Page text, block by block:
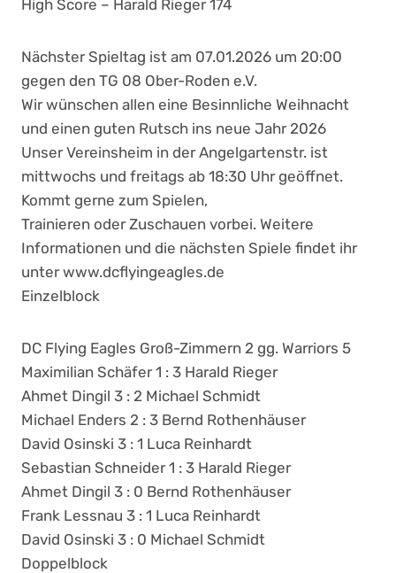
High Score – Harald Rieger 174
Nächster Spieltag ist am 07.01.2026 um 20:00
gegen den TG 08 Ober-Roden e.V.
Wir wünschen allen eine Besinnliche Weihnacht
und einen guten Rutsch ins neue Jahr 2026
Unser Vereinsheim in der Angelgartenstr. ist
mittwochs und freitags ab 18:30 Uhr geöffnet.
Kommt gerne zum Spielen,
Trainieren oder Zuschauen vorbei. Weitere
Informationen und die nächsten Spiele findet ihr
unter www.dcflyingeagles.de
Einzelblock
DC Flying Eagles Groß-Zimmern 2 gg. Warriors 5
Maximilian Schäfer 1 : 3 Harald Rieger
Ahmet Dingil 3 : 2 Michael Schmidt
Michael Enders 2 : 3 Bernd Rothenhäuser
David Osinski 3 : 1 Luca Reinhardt
Sebastian Schneider 1 : 3 Harald Rieger
Ahmet Dingil 3 : 0 Bernd Rothenhäuser
Frank Lessnau 3 : 1 Luca Reinhardt
David Osinski 3 : 0 Michael Schmidt
Doppelblock